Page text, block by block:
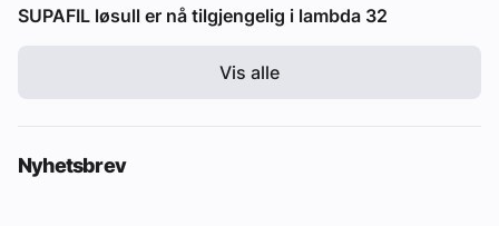
SUPAFIL løsull er nå tilgjengelig i lambda 32
Vis alle
Nyhetsbrev